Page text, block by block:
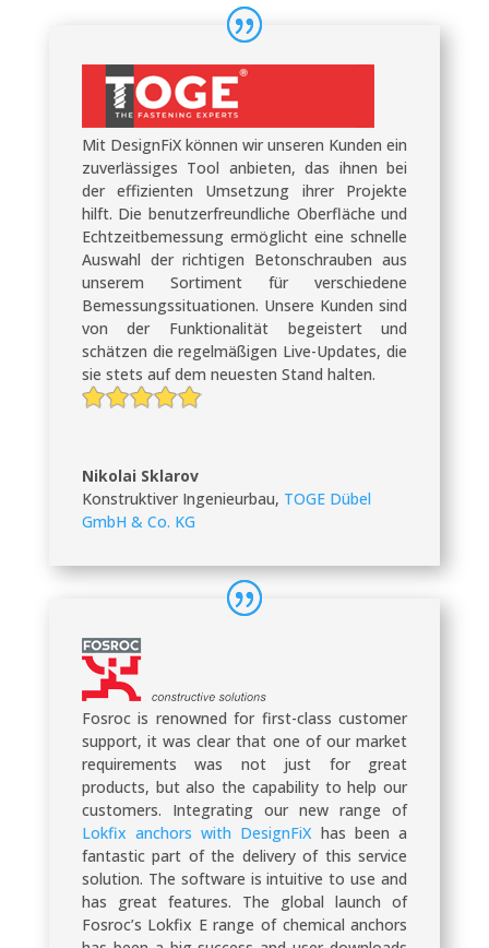
Mit DesignFiX können wir unseren Kunden ein
zuverlässiges Tool anbieten, das ihnen bei
der effizienten Umsetzung ihrer Projekte
hilft. Die benutzerfreundliche Oberfläche und
Echtzeitbemessung ermöglicht eine schnelle
Auswahl der richtigen Betonschrauben aus
unserem Sortiment für verschiedene
Bemessungssituationen. Unsere Kunden sind
von der Funktionalität begeistert und
schätzen die regelmäßigen Live-Updates, die
sie stets auf dem neuesten Stand halten.
Nikolai Sklarov
Konstruktiver Ingenieurbau, TOGE Dübel
GmbH & Co. KG
Fosroc is renowned for first-class customer
support, it was clear that one of our market
requirements was not just for great
products, but also the capability to help our
customers. Integrating our new range of
Lokfix anchors with DesignFiX has been a
fantastic part of the delivery of this service
solution. The software is intuitive to use and
has great features. The global launch of
Fosroc’s Lokfix E range of chemical anchors